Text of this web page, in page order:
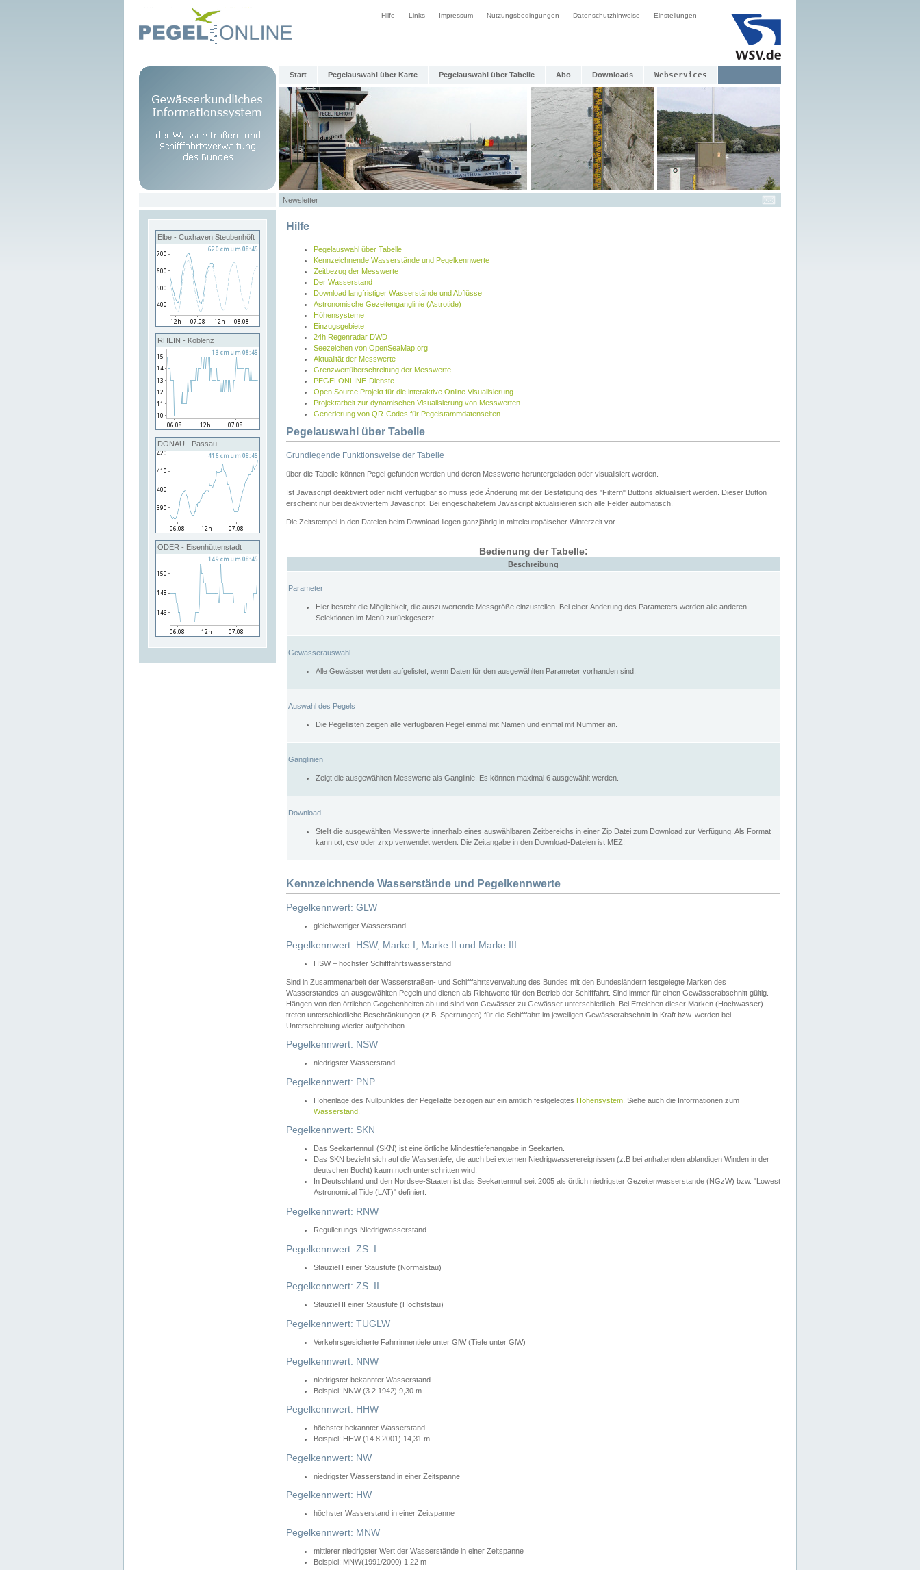
Hilfe Links Impressum Nutzungsbedingungen Datenschutzhinweise Einstellungen
Start Pegelauswahl über Karte Pegelauswahl über Tabelle Abo Downloads Webservices
Newsletter
Elbe - Cuxhaven Steubenhöft
RHEIN - Koblenz
DONAU - Passau
ODER - Eisenhüttenstadt
Hilfe
Pegelauswahl über Tabelle
Kennzeichnende Wasserstände und Pegelkennwerte
Zeitbezug der Messwerte
Der Wasserstand
Download langfristiger Wasserstände und Abflüsse
Astronomische Gezeitenganglinie (Astrotide)
Höhensysteme
Einzugsgebiete
24h Regenradar DWD
Seezeichen von OpenSeaMap.org
Aktualität der Messwerte
Grenzwertüberschreitung der Messwerte
PEGELONLINE-Dienste
Open Source Projekt für die interaktive Online Visualisierung
Projektarbeit zur dynamischen Visualisierung von Messwerten
Generierung von QR-Codes für Pegelstammdatenseiten
Pegelauswahl über Tabelle
Grundlegende Funktionsweise der Tabelle
über die Tabelle können Pegel gefunden werden und deren Messwerte heruntergeladen oder visualisiert werden.
Ist Javascript deaktiviert oder nicht verfügbar so muss jede Änderung mit der Bestätigung des "Filtern" Buttons aktualisiert werden. Dieser Button
erscheint nur bei deaktiviertem Javascript. Bei eingeschaltetem Javascript aktualisieren sich alle Felder automatisch.
Die Zeitstempel in den Dateien beim Download liegen ganzjährig in mitteleuropäischer Winterzeit vor.
Bedienung der Tabelle:
Beschreibung
Parameter
Hier besteht die Möglichkeit, die auszuwertende Messgröße einzustellen. Bei einer Änderung des Parameters werden alle anderen
Selektionen im Menü zurückgesetzt.
Gewässerauswahl
Alle Gewässer werden aufgelistet, wenn Daten für den ausgewählten Parameter vorhanden sind.
Auswahl des Pegels
Die Pegellisten zeigen alle verfügbaren Pegel einmal mit Namen und einmal mit Nummer an.
Ganglinien
Zeigt die ausgewählten Messwerte als Ganglinie. Es können maximal 6 ausgewählt werden.
Download
Stellt die ausgewählten Messwerte innerhalb eines auswählbaren Zeitbereichs in einer Zip Datei zum Download zur Verfügung. Als Format
kann txt, csv oder zrxp verwendet werden. Die Zeitangabe in den Download-Dateien ist MEZ!
Kennzeichnende Wasserstände und Pegelkennwerte
Pegelkennwert: GLW
gleichwertiger Wasserstand
Pegelkennwert: HSW, Marke I, Marke II und Marke III
HSW – höchster Schifffahrtswasserstand
Sind in Zusammenarbeit der Wasserstraßen- und Schifffahrtsverwaltung des Bundes mit den Bundesländern festgelegte Marken des
Wasserstandes an ausgewählten Pegeln und dienen als Richtwerte für den Betrieb der Schifffahrt. Sind immer für einen Gewässerabschnitt gültig.
Hängen von den örtlichen Gegebenheiten ab und sind von Gewässer zu Gewässer unterschiedlich. Bei Erreichen dieser Marken (Hochwasser)
treten unterschiedliche Beschränkungen (z.B. Sperrungen) für die Schifffahrt im jeweiligen Gewässerabschnitt in Kraft bzw. werden bei
Unterschreitung wieder aufgehoben.
Pegelkennwert: NSW
niedrigster Wasserstand
Pegelkennwert: PNP
Höhenlage des Nullpunktes der Pegellatte bezogen auf ein amtlich festgelegtes Höhensystem . Siehe auch die Informationen zum
Wasserstand
Pegelkennwert: SKN
Das Seekartennull (SKN) ist eine örtliche Mindesttiefenangabe in Seekarten.
Das SKN bezieht sich auf die Wassertiefe, die auch bei extemen Niedrigwasserereignissen (z.B bei anhaltenden ablandigen Winden in der
deutschen Bucht) kaum noch unterschritten wird.
In Deutschland und den Nordsee-Staaten ist das Seekartennull seit 2005 als örtlich niedrigster Gezeitenwasserstande (NGzW) bzw. "Lowest
Astronomical Tide (LAT)" definiert.
Pegelkennwert: RNW
Regulierungs-Niedrigwasserstand
Pegelkennwert: ZS_I
Stauziel I einer Staustufe (Normalstau)
Pegelkennwert: ZS_II
Stauziel II einer Staustufe (Höchststau)
Pegelkennwert: TUGLW
Verkehrsgesicherte Fahrrinnentiefe unter GlW (Tiefe unter GlW)
Pegelkennwert: NNW
niedrigster bekannter Wasserstand
Beispiel: NNW (3.2.1942) 9,30 m
Pegelkennwert: HHW
höchster bekannter Wasserstand
Beispiel: HHW (14.8.2001) 14,31 m
Pegelkennwert: NW
niedrigster Wasserstand in einer Zeitspanne
Pegelkennwert: HW
höchster Wasserstand in einer Zeitspanne
Pegelkennwert: MNW
mittlerer niedrigster Wert der Wasserstände in einer Zeitspanne
Beispiel: MNW(1991/2000) 1,22 m